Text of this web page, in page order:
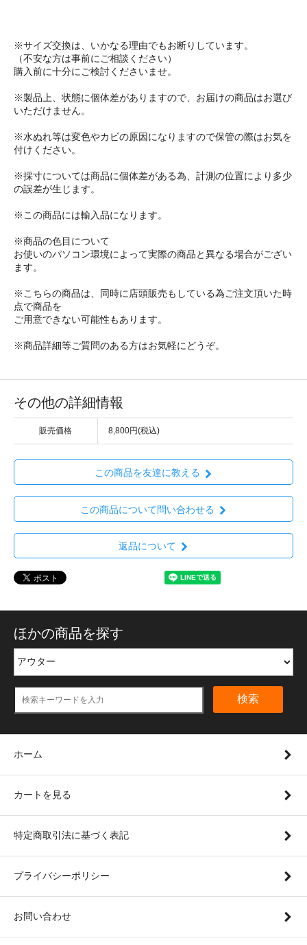
※サイズ交換は、いかなる理由でもお断りしています。
（不安な方は事前にご相談ください）
購入前に十分にご検討くださいませ。
※製品上、状態に個体差がありますので、お届けの商品はお選び
いただけません。
※水ぬれ等は変色やカビの原因になりますので保管の際はお気を
付けください。
※採寸については商品に個体差がある為、計測の位置により多少
の誤差が生じます。
※この商品には輸入品になります。
※商品の色目について
お使いのパソコン環境によって実際の商品と異なる場合がござい
ます。
※こちらの商品は、同時に店頭販売もしている為ご注文頂いた時
点で商品を
ご用意できない可能性もあります。
※商品詳細等ご質問のある方はお気軽にどうぞ。
その他の詳細情報
販売価格 8,800円(税込)
この商品を友達に教える
この商品について問い合わせる
返品について
ほかの商品を探す
検索
ホーム
カートを見る
特定商取引法に基づく表記
プライバシーポリシー
お問い合わせ